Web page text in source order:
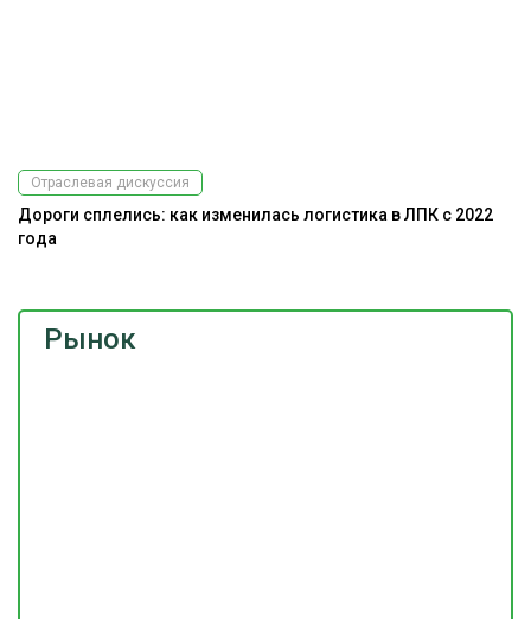
Рынок
Отраслевая дискуссия
Дороги сплелись: как изменилась логистика в ЛПК с 2022
года